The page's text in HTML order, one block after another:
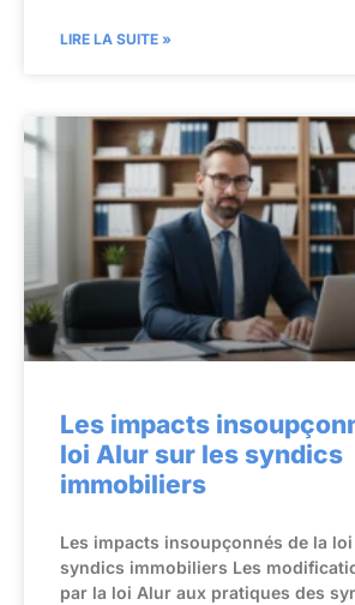
LIRE LA SUITE »
Les impacts
loi Alur sur les syndics
immobiliers
Les impacts insoupçonnés de la
syndics immobiliers Les
par la loi Alur aux pratiques des